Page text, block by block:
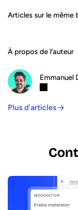
Articles sur le même
À propos de l’auteur
Emmanuel
Plus d'articles